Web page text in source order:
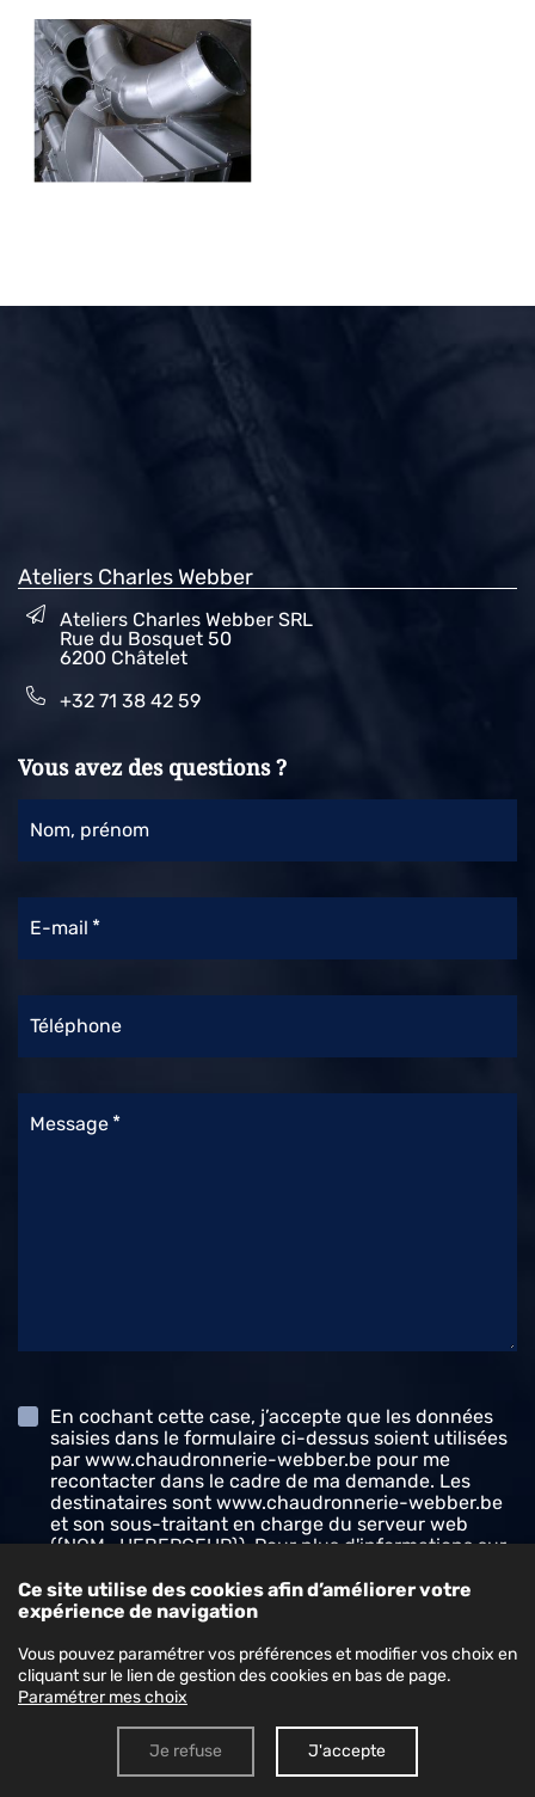
Ateliers Charles Webber
Ateliers Charles Webber SRL
Rue du Bosquet 50
6200 Châtelet
+32 71 38 42 59
Vous avez des questions ?
Nom, prénom
E-mail
Téléphone
Message
En cochant cette case, j’accepte que les données
saisies dans le formulaire ci-dessus soient utilisées
par www.chaudronnerie-webber.be pour me
recontacter dans le cadre de ma demande. Les
destinataires sont www.chaudronnerie-webber.be
et son sous-traitant en charge du serveur web
({NOM_HEBERGEUR}). Pour plus d'informations sur
droits, reportez-vous à notrepolitique de
confidentialité.
Envoyer le formulaire
Données personnelles Mentions légales
Ce site utilise des cookies afin d’améliorer votre
expérience de navigation
Vous pouvez paramétrer vos préférences et modifier vos choix en
cliquant sur le lien de gestion des cookies en bas de page.
Paramétrer mes choix
Je refuse J'accepte